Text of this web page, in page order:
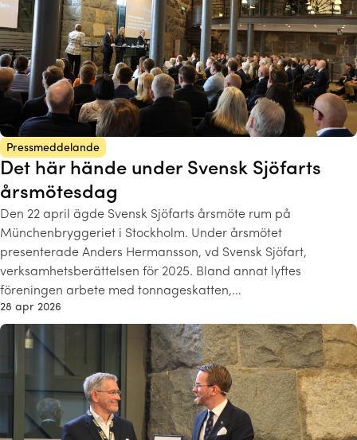
Pressmeddelande
Det här hände under Svensk Sjöfarts
årsmötesdag
Den 22 april ägde Svensk Sjöfarts årsmöte rum på
Münchenbryggeriet i Stockholm. Under årsmötet
presenterade Anders Hermansson, vd Svensk Sjöfart,
verksamhetsberättelsen för 2025. Bland annat lyftes
föreningen arbete med tonnageskatten,…
28 apr 2026